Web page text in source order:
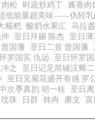
肉松 时蔬炒鸡丁 酱香肉
低能量超美味——伪轻乳
糍粑 酸奶水果汇
马拉盏
至日拜赐 陈杰
至日
国藩 至日二首 曾国藩
罗国宾 仇远
至日怀罗
之
至日记见简辅汉卿
至日见菊花盛开有感 罗
次季真韵 胡一桂
至日
玟珠 日群 炜冉 赓文
富